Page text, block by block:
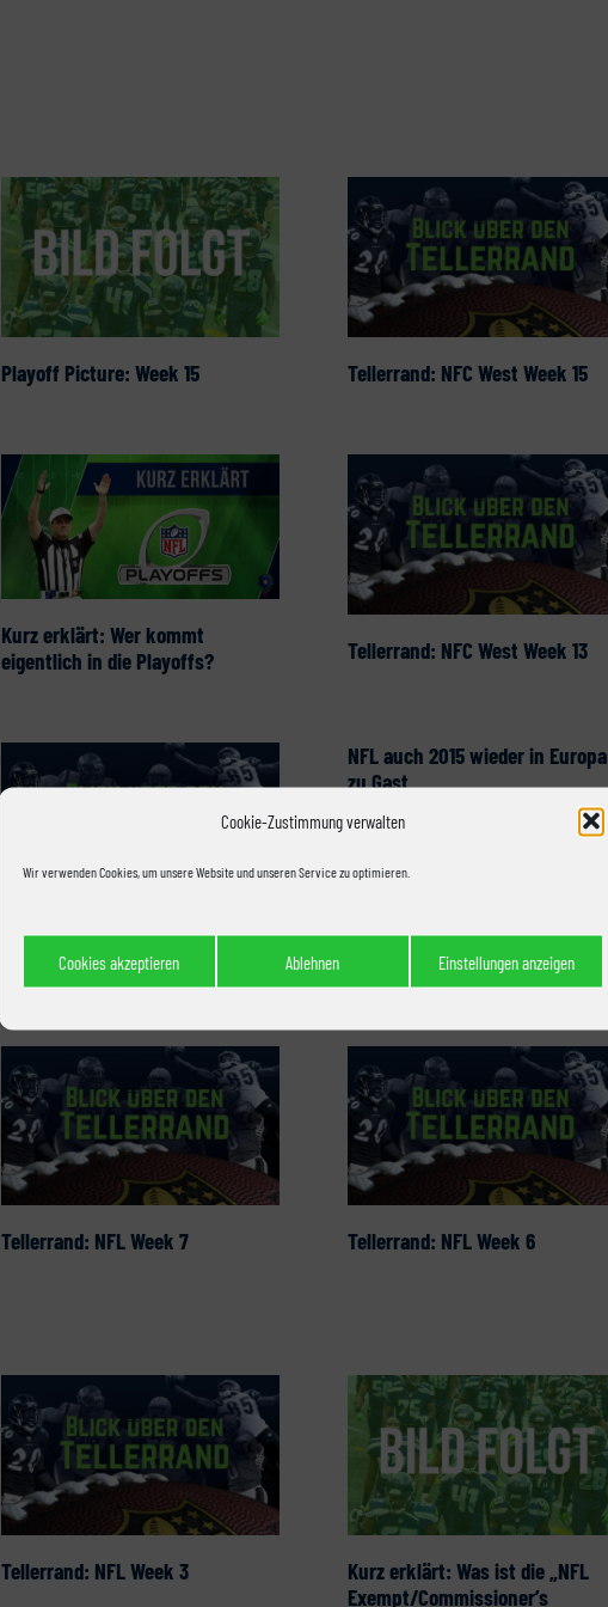
Cookie-Zustimmung verwalten
Wir verwenden Cookies, um unsere Website und unseren Service zu optimieren.
Cookies akzeptieren Ablehnen Einstellungen anzeigen
Playoff Picture: Week 15 Tellerrand: NFC West Week 15
Kurz erklärt: Wer kommt
eigentlich in die Playoffs?
Tellerrand: NFC West Week 13
Tellerrand: NFL Week 10
NFL auch 2015 wieder in Europa
zu Gast
Tellerrand: NFL Week 7 Tellerrand: NFL Week 6
Tellerrand: NFL Week 3
Kurz erklärt: Was ist die „NFL
Exempt/Commissioner’s